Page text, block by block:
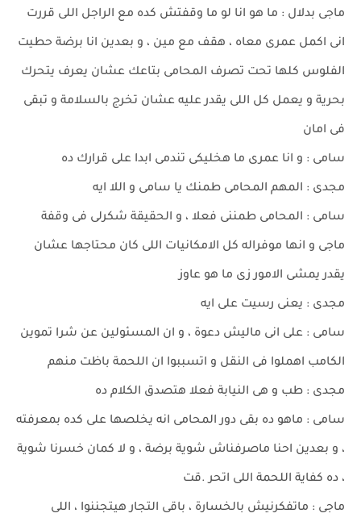
ماجى بدلال : ما هو انا لو ما وقفتش كده مع الراجل اللى قررت
انى اكمل عمرى معاه ، هقف مع مين ، و بعدين انا برضة حطيت
الفلوس كلها تحت تصرف المحامى بتاعك عشان يعرف يتحرك
بحرية و يعمل كل اللى يقدر عليه عشان تخرج بالسلامة و تبقى
فى امان
سامى : و انا عمرى ما هخليكى تندمى ابدا على قرارك ده
مجدى : المهم المحامى طمنك يا سامى و اللا ايه
سامى : المحامى طمننى فعلا ، و الحقيقة شكرلى فى وقفة
ماجى و انها موفراله كل الامكانيات اللى كان محتاجها عشان
يقدر يمشى الامور زى ما هو عاوز
مجدى : يعنى رسيت على ايه
سامى : على انى ماليش دعوة ، و ان المسئولين عن شرا تموين
الكامب اهملوا فى النقل و اتسببوا ان اللحمة باظت منهم
مجدى : طب و هى النيابة فعلا هتصدق الكلام ده
سامى : ماهو ده بقى دور المحامى انه يخلصها على كده بمعرفته
، و بعدين احنا ماصرفناش شوية برضة ، و لا كمان خسرنا شوية
، ده كفاية اللحمة اللى اتحر .قت
ماجى : ماتفكرنيش بالخسارة ، باقى التجار هيتجننوا ، اللى